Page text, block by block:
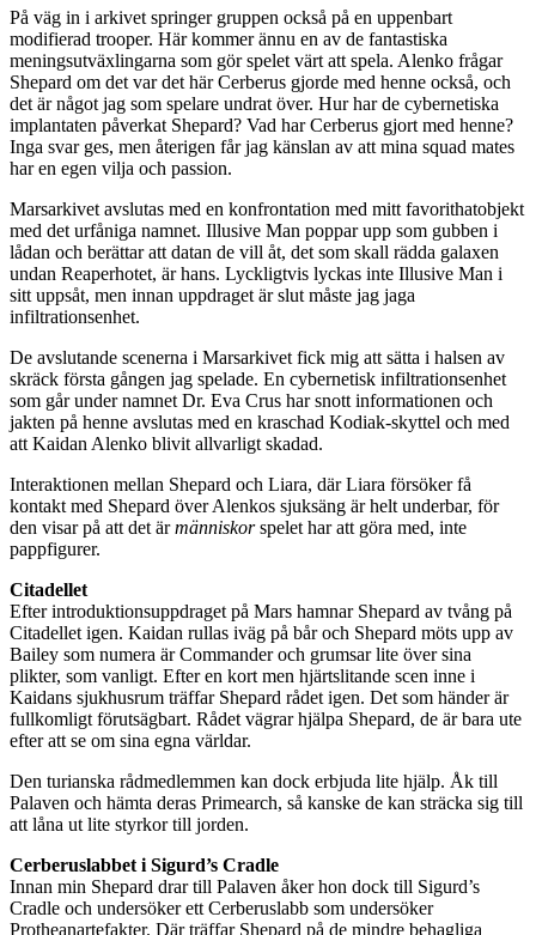
På väg in i arkivet springer gruppen också på en uppenbart
modifierad trooper. Här kommer ännu en av de fantastiska
meningsutväxlingarna som gör spelet värt att spela. Alenko frågar
Shepard om det var det här Cerberus gjorde med henne också, och
det är något jag som spelare undrat över. Hur har de cybernetiska
implantaten påverkat Shepard? Vad har Cerberus gjort med henne?
Inga svar ges, men återigen får jag känslan av att mina squad mates
har en egen vilja och passion.
Marsarkivet avslutas med en konfrontation med mitt favorithatobjekt
med det urfåniga namnet. Illusive Man poppar upp som gubben i
lådan och berättar att datan de vill åt, det som skall rädda galaxen
undan Reaperhotet, är hans. Lyckligtvis lyckas inte Illusive Man i
sitt uppsåt, men innan uppdraget är slut måste jag jaga
infiltrationsenhet.
De avslutande scenerna i Marsarkivet fick mig att sätta i halsen av
skräck första gången jag spelade. En cybernetisk infiltrationsenhet
som går under namnet Dr. Eva Crus har snott informationen och
jakten på henne avslutas med en kraschad Kodiak-skyttel och med
att Kaidan Alenko blivit allvarligt skadad.
Interaktionen mellan Shepard och Liara, där Liara försöker få
kontakt med Shepard över Alenkos sjuksäng är helt underbar, för
den visar på att det ärmänniskorspelet har att göra med, inte
pappfigurer.
Citadellet
Efter introduktionsuppdraget på Mars hamnar Shepard av tvång på
Citadellet igen. Kaidan rullas iväg på bår och Shepard möts upp av
Bailey som numera är Commander och grumsar lite över sina
plikter, som vanligt. Efter en kort men hjärtslitande scen inne i
Kaidans sjukhusrum träffar Shepard rådet igen. Det som händer är
fullkomligt förutsägbart. Rådet vägrar hjälpa Shepard, de är bara ute
efter att se om sina egna världar.
Den turianska rådmedlemmen kan dock erbjuda lite hjälp. Åk till
Palaven och hämta deras Primearch, så kanske de kan sträcka sig till
att låna ut lite styrkor till jorden.
Cerberuslabbet i Sigurd’s Cradle
Innan min Shepard drar till Palaven åker hon dock till Sigurd’s
Cradle och undersöker ett Cerberuslabb som undersöker
Protheanartefakter. Där träffar Shepard på de mindre behagliga